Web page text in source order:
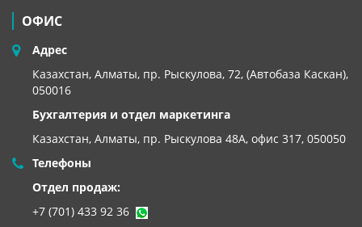
ОФИС
Адрес
Казахстан, Алматы, пр. Рыскулова, 72, (Автобаза Каскан),
050016
Бухгалтерия и отдел маркетинга
Казахстан, Алматы, пр. Рыскулова 48А, офис 317, 050050
Телефоны
Отдел продаж:
+7 (701) 433 92 36